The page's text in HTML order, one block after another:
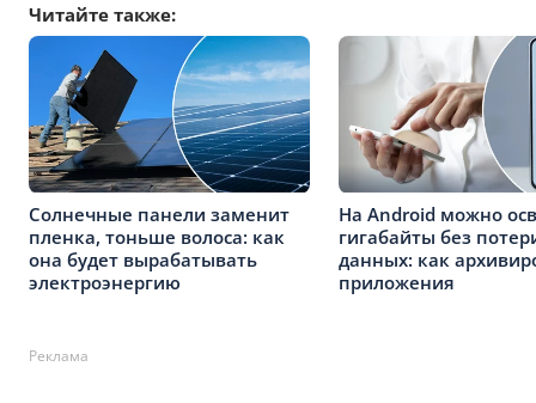
Читайте также:
Солнечные панели заменит
пленка, тоньше волоса: как
она будет вырабатывать
электроэнергию
На Android можно
гигабайты без
данных: как
приложения
Реклама